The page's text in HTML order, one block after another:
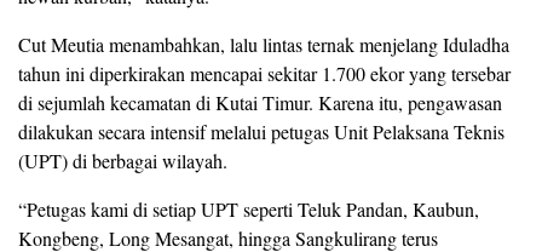
Cut Meutia menambahkan, lalu lintas ternak menjelang Iduladha
tahun ini diperkirakan mencapai sekitar 1.700 ekor yang tersebar
di sejumlah kecamatan di Kutai Timur. Karena itu, pengawasan
dilakukan secara intensif melalui petugas Unit Pelaksana Teknis
(UPT) di berbagai wilayah.
“Petugas kami di setiap UPT seperti Teluk Pandan, Kaubun,
Kongbeng, Long Mesangat, hingga Sangkulirang terus